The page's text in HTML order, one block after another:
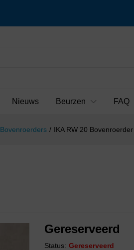
Nieuws Beurzen FAQ
Bovenroerders / IKA RW 20 Bovenroerder
Gereserveerd
Status: Gereserveerd